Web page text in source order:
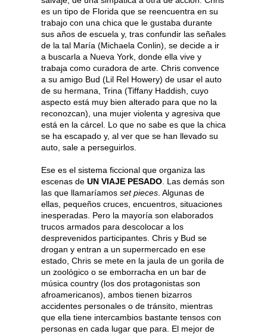
es un tipo de Florida que se reencuentra en su
trabajo con una chica que le gustaba durante
sus años de escuela y, tras confundir las señales
de la tal María (Michaela Conlin), se decide a ir
a buscarla a Nueva York, donde ella vive y
trabaja como curadora de arte. Chris convence
a su amigo Bud (Lil Rel Howery) de usar el auto
de su hermana, Trina (Tiffany Haddish, cuyo
aspecto está muy bien alterado para que no la
reconozcan), una mujer violenta y agresiva que
está en la cárcel. Lo que no sabe es que la chica
se ha escapado y, al ver que se han llevado su
auto, sale a perseguirlos.
Ese es el sistema ficcional que organiza las
escenas de UN VIAJE PESADO . Las demás son
las que llamaríamos set pieces . Algunas de
ellas, pequeños cruces, encuentros, situaciones
inesperadas. Pero la mayoría son elaborados
trucos armados para descolocar a los
desprevenidos participantes. Chris y Bud se
drogan y entran a un supermercado en ese
estado, Chris se mete en la jaula de un gorila de
un zoológico o se emborracha en un bar de
música country (los dos protagonistas son
afroamericanos), ambos tienen bizarros
accidentes personales o de tránsito, mientras
que ella tiene intercambios bastante tensos con
personas en cada lugar que para. El mejor de